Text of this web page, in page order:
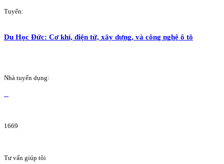
Tuyển:
Du Học Đức: Cơ khí, điện tử, xây dựng, và công nghệ ô tô
Nhà tuyển dụng:
1669
Tư vấn giúp tôi